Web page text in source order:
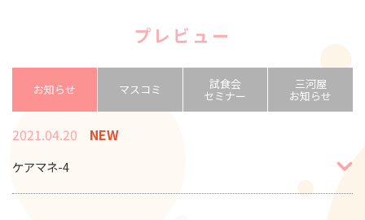
プレビュー
お知らせ マスコミ 試食会
セミナー
三河屋
お知らせ
2021.04.20 NEW
ケアマネ-4